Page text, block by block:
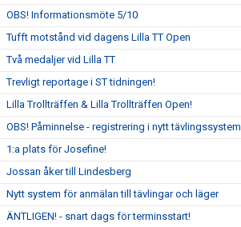
OBS! Informationsmöte 5/10
Tufft motstånd vid dagens Lilla TT Open
Två medaljer vid Lilla TT
Trevligt reportage i ST tidningen!
Lilla Trollträffen & Lilla Trollträffen Open!
OBS! Påminnelse - registrering i nytt tävlingssystem
1:a plats för Josefine!
Jossan åker till Lindesberg
Nytt system för anmälan till tävlingar och läger
ÄNTLIGEN! - snart dags för terminsstart!